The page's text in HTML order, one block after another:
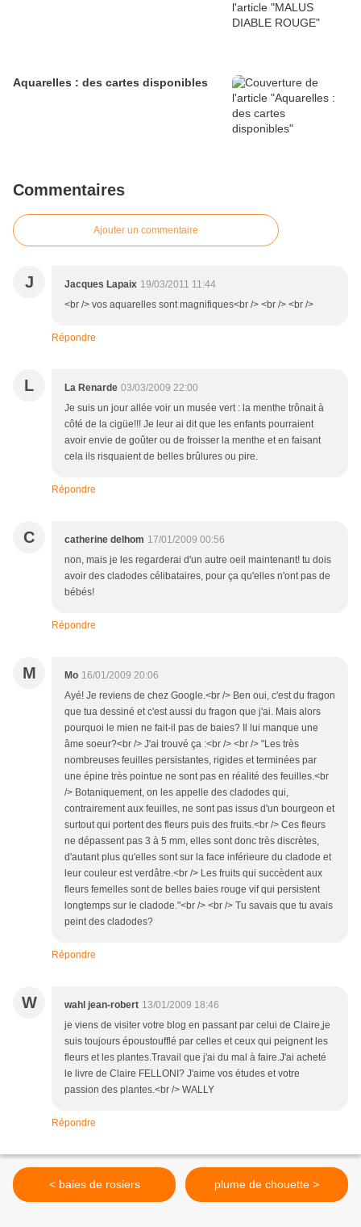
Aquarelles : des cartes disponibles
Commentaires
Ajouter un commentaire
J Jacques Lapaix 19/03/2011 11:44
<br /> vos aquarelles sont magnifiques<br /> <br /> <br />
Répondre
L La Renarde 03/03/2009 22:00
Je suis un jour allée voir un musée vert : la menthe trônait à
côté de la cigüe!!! Je leur ai dit que les enfants pourraient
avoir envie de goûter ou de froisser la menthe et en faisant
cela ils risquaient de belles brûlures ou pire.
Répondre
C catherine delhom 17/01/2009 00:56
non, mais je les regarderai d'un autre oeil maintenant! tu dois
avoir des cladodes célibataires, pour ça qu'elles n'ont pas de
bébés!
Répondre
M Mo 16/01/2009 20:06
Ayé! Je reviens de chez Google.<br /> Ben oui, c'est du fragon
que tua dessiné et c'est aussi du fragon que j'ai. Mais alors
pourquoi le mien ne fait-il pas de baies? Il lui manque une
âme soeur?<br /> J'ai trouvé ça :<br /> <br /> "Les très
nombreuses feuilles persistantes, rigides et terminées par
une épine très pointue ne sont pas en réalité des feuilles.<br
/> Botaniquement, on les appelle des cladodes qui,
contrairement aux feuilles, ne sont pas issus d'un bourgeon et
surtout qui portent des fleurs puis des fruits.<br /> Ces fleurs
ne dépassent pas 3 à 5 mm, elles sont donc très discrètes,
d'autant plus qu'elles sont sur la face inférieure du cladode et
leur couleur est verdâtre.<br /> Les fruits qui succèdent aux
fleurs femelles sont de belles baies rouge vif qui persistent
longtemps sur le cladode."<br /> <br /> Tu savais que tu avais
peint des cladodes?
Répondre
W wahl jean-robert 13/01/2009 18:46
je viens de visiter votre blog en passant par celui de Claire,je
suis toujours époustoufflé par celles et ceux qui peignent les
fleurs et les plantes.Travail que j'ai du mal à faire.J'ai acheté
le livre de Claire FELLONI? J'aime vos études et votre
passion des plantes.<br /> WALLY
Répondre
< baies de rosiers plume de chouette >